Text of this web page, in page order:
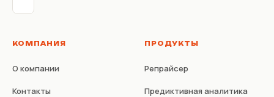
КОМПАНИЯ
О компании
Контакты
ПРОДУКТЫ
Репрайсер
Предиктивная аналитика